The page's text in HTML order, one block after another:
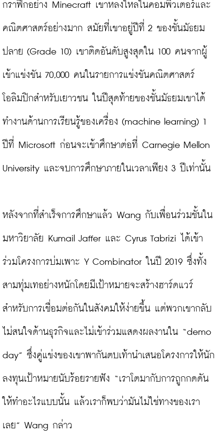
กราฟิกอย่าง Minecraft เขาหลงใหลในคอมพิวเตอร์และ
คณิตศาสตร์อย่างมาก สมัยที่เขาอยู่ปีที่ 2 ของชั้นมัธยม
ปลาย (Grade 10) เขาติดอันดับสูงสุดใน 100 คนจากผู้
เข้าแข่งขัน 70,000 คนในรายการแข่งขันคณิตศาสตร์
โอลิมปิกสำหรับเยาวชน ในปีสุดท้ายของชั้นมัธยมเขาได้
ทำงานด้านการเรียนรู้ของเครื่อง (machine learning) 1
ปีที่ Microsoft ก่อนจะเข้าศึกษาต่อที่ Carnegie Mellon
University และจบการศึกษาภายในเวลาเพียง 3 ปีเท่านั้น
หลังจากที่สำเร็จการศึกษาแล้ว Wang กับเพื่อนร่วมชั้นใน
มหาวิยาลัย Kumail Jaffer และ Cyrus Tabrizi ได้เข้า
ร่วมโครงการบ่มเพาะ Y Combinator ในปี 2019 ซึ่งทั้ง
สามทุ่มเทอย่างหนักโดยมีเป้าหมายจะสร้างฮาร์ดแวร์
สำหรับการเชื่อมต่อกันในสังคมให้ง่ายขึ้น แต่พวกเขากลับ
ไม่สนใจด้านธุรกิจและไม่เข้าร่วมแสดงผลงานใน “demo
day” ซึ่งคู่แข่งของเขาพากันตบเท้านำเสนอโครงการให้นัก
ลงทุนเป้าหมายนับร้อยรายฟัง “เราโตมากับการถูกกดดัน
ให้ทำอะไรแบบนั้น แล้วเราก็พบว่ามันไม่ใช่ทางของเรา
เลย” Wang กล่าว